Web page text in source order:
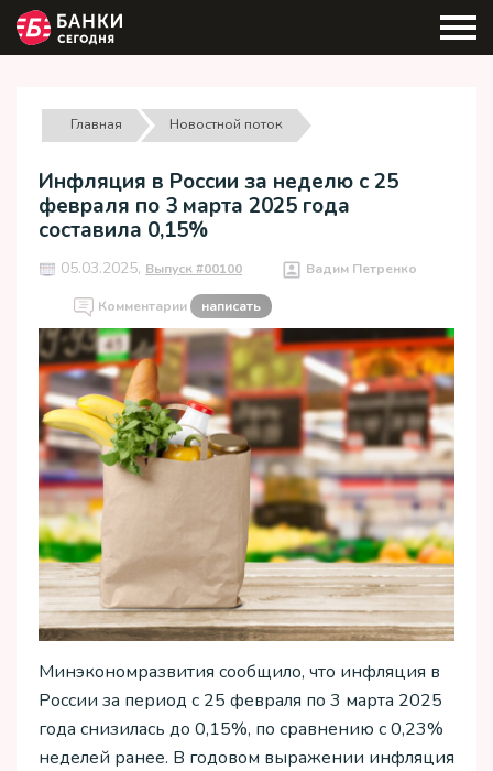
Главная Новостной поток
Инфляция в России за неделю с 25
февраля по 3 марта 2025 года
составила 0,15%
05.03.2025, Выпуск #00100 Вадим Петренко
Комментарии написать
Минэкономразвития сообщило, что инфляция в
России за период с 25 февраля по 3 марта 2025
года снизилась до 0,15%, по сравнению с 0,23%
неделей ранее. В годовом выражении инфляция